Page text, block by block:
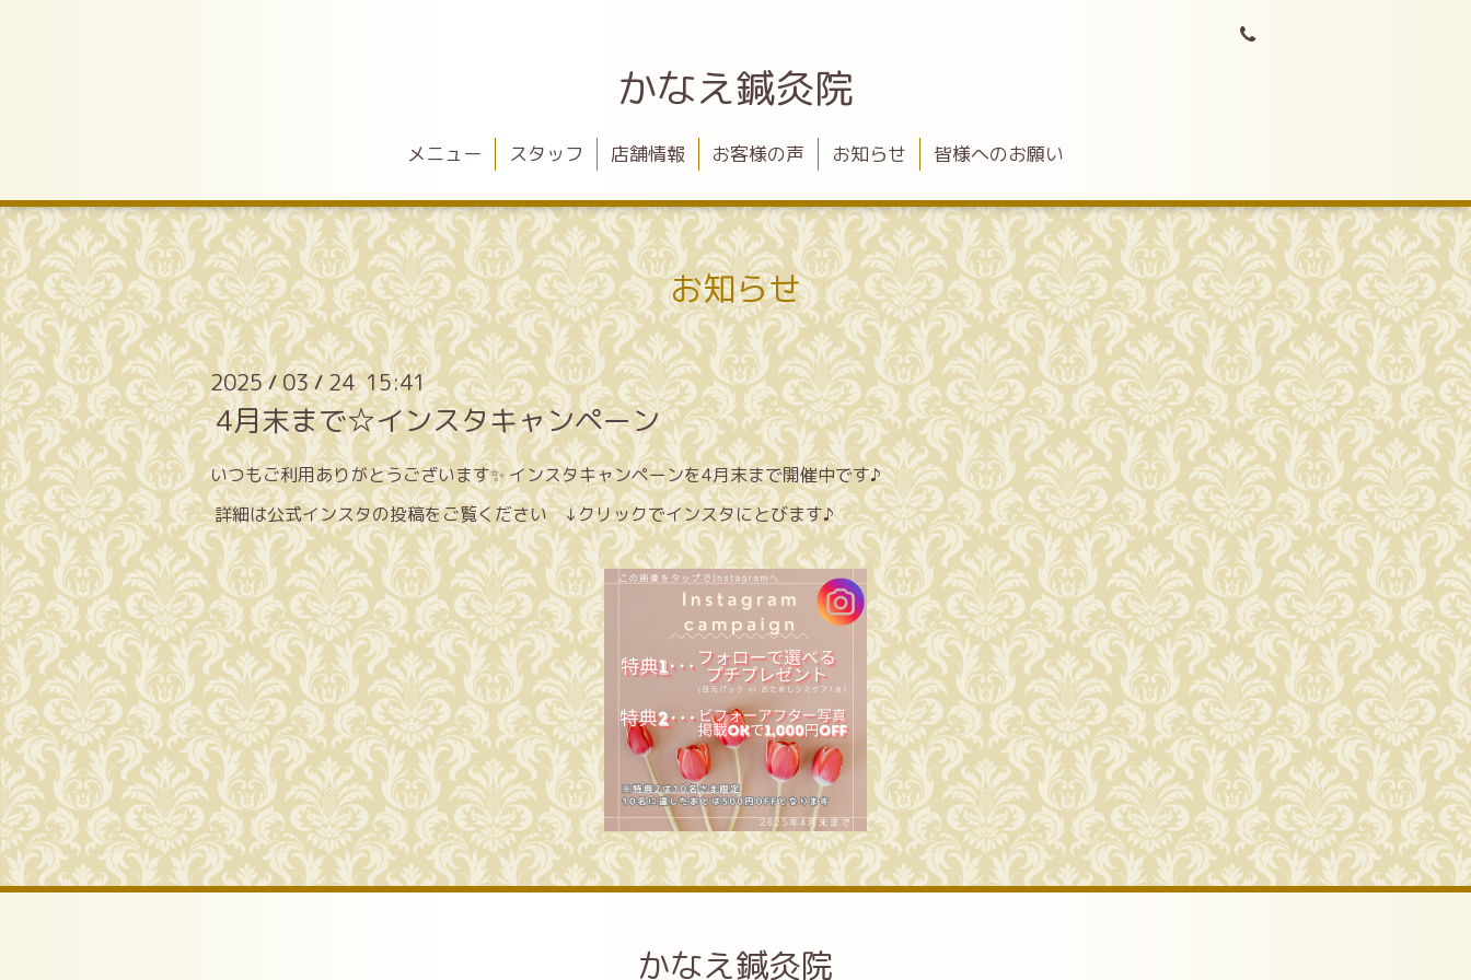
かなえ鍼灸院
メニュー スタッフ 店舗情報 お客様の声 お知らせ 皆様へのお願い
お知らせ
2025/03/24 15:41
4月末まで☆インスタキャンペーン
いつもご利用ありがとうございます✨ インスタキャンペーンを4月末まで開催中です♪
詳細は公式インスタの投稿をご覧ください ↓クリックでインスタにとびます♪
かなえ鍼灸院